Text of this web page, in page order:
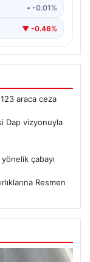
• -0.01%
▼ -0.46%
araca ceza
Dap vizyonuyla
yönelik çabayı
Resmen